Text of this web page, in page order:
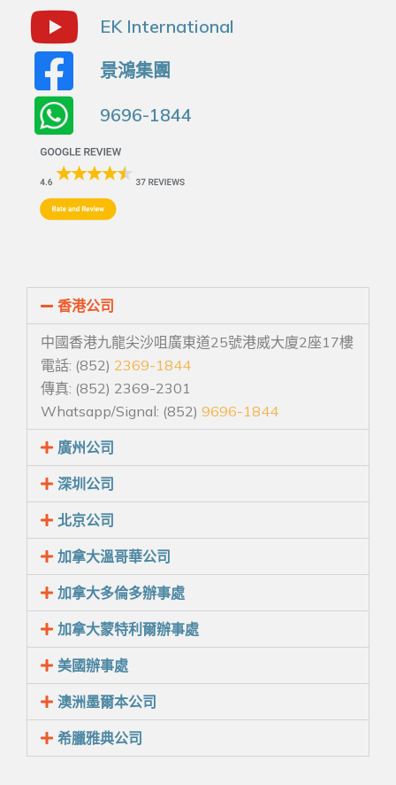
EK International
景鴻集團
9696-1844
香港公司
中國香港九龍尖沙咀廣東道25號港威大廈2座17樓
電話: (852) 2369-1844
傳真: (852) 2369-2301
Whatsapp/Signal: (852) 9696-1844
廣州公司
深圳公司
北京公司
加拿大溫哥華公司
加拿大多倫多辦事處
加拿大蒙特利爾辦事處
美國辦事處
澳洲墨爾本公司
希臘雅典公司